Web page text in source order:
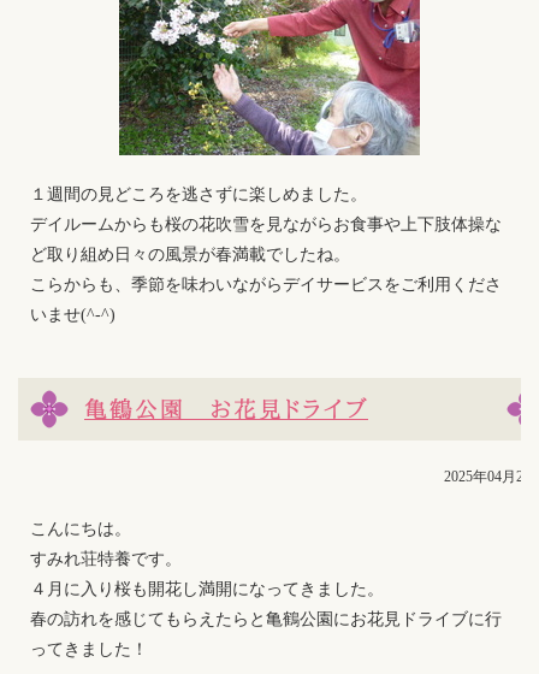
１週間の見どころを逃さずに楽しめました。
デイルームからも桜の花吹雪を見ながらお食事や上下肢体操な
ど取り組め日々の風景が春満載でしたね。
こらからも、季節を味わいながらデイサービスをご利用くださ
いませ(^-^)
亀鶴公園 お花見ドライブ
2025年04月24
こんにちは。
すみれ荘特養です。
４月に入り桜も開花し満開になってきました。
春の訪れを感じてもらえたらと亀鶴公園にお花見ドライブに行
ってきました！